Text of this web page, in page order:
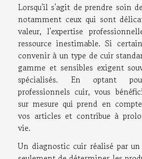
Lorsqu'il s'agit de prendre soin
notamment ceux qui sont
valeur, l'expertise
ressource inestimable. Si
convenir à un type de cuir
gamme et sensibles exigent
spécialisés. En optant
professionnels cuir, vous
sur mesure qui prend en
vos articles et contribue à
vie.
Un diagnostic cuir réalisé par